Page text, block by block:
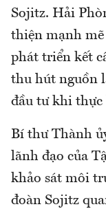
Sojitz. Hải
thiện mạnh
phát triển kết
thu hút nguồn
đầu tư khi
Bí thư Thành
lãnh đạo của
khảo sát môi
đoàn Sojitz